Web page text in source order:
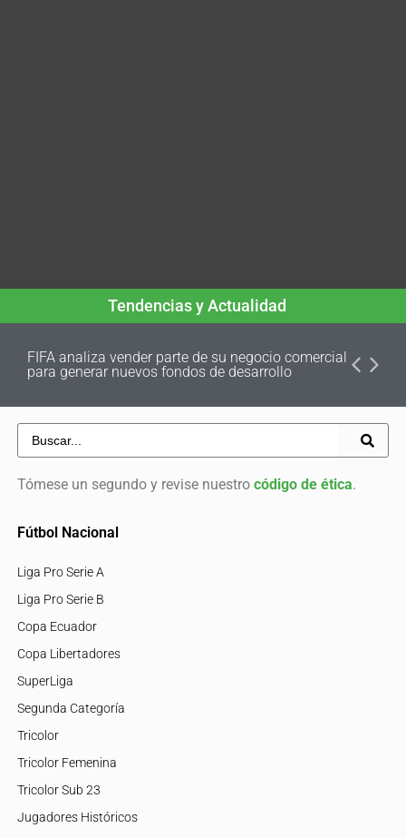
Tendencias y Actualidad
FIFA analiza vender parte de su negocio comercial
para generar nuevos fondos de desarrollo
Tómese un segundo y revise nuestro código de ética.
Fútbol Nacional
Liga Pro Serie A
Liga Pro Serie B
Copa Ecuador
Copa Libertadores
SuperLiga
Segunda Categoría
Tricolor
Tricolor Femenina
Tricolor Sub 23
Jugadores Históricos